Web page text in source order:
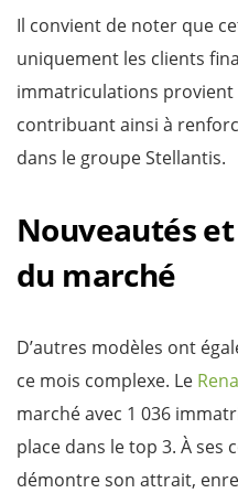
Il convient de noter que
uniquement les clients
immatriculations provient
contribuant ainsi à
dans le groupe Stellantis.
Nouveautés
du marché
D’autres modèles ont
ce mois complexe. Le
marché avec 1 036
place dans le top 3. À ses
démontre son attrait,